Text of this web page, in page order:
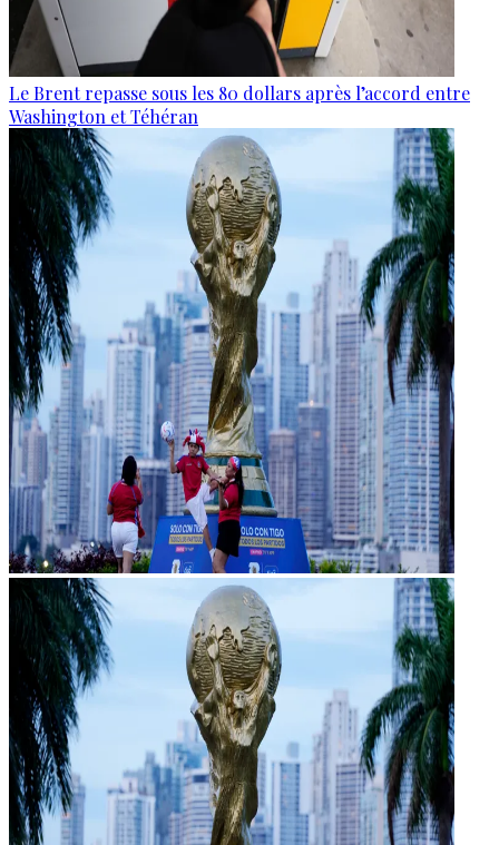
Le Brent repasse sous les 80 dollars après l’accord entre
Washington et Téhéran